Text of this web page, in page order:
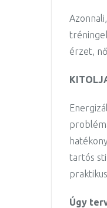
érzet,
tartós
Úgy